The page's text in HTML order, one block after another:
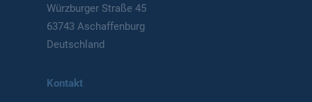
Würzburger Straße 45
63743 Aschaffenburg
Deutschland
Kontakt